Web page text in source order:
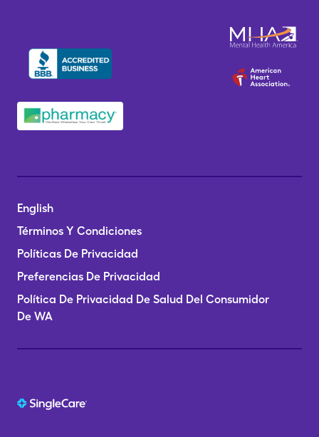
English
Términos Y Condiciones
Políticas De Privacidad
Preferencias De Privacidad
Política De Privacidad De Salud Del Consumidor
De WA